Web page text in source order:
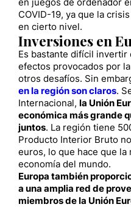
en juegos de ordenador
COVID-19, ya que la
en cierto nivel.
Inversiones en
Es bastante difícil invertir
efectos provocados por
otros desafíos. Sin
en la región son claros.
Internacional, la Unión
económica más grande
juntos. La región tiene
Producto Interior Bruto
euros, lo que hace que la
economía del mundo.
Europa también
a una amplia red de
miembros de la Unión